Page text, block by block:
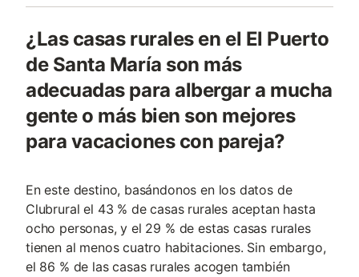
¿Las casas rurales en el El Puerto
de Santa María son más
adecuadas para albergar a mucha
gente o más bien son mejores
para vacaciones con pareja?
En este destino, basándonos en los datos de
Clubrural el 43 % de casas rurales aceptan hasta
ocho personas, y el 29 % de estas casas rurales
tienen al menos cuatro habitaciones. Sin embargo,
el 86 % de las casas rurales acogen también